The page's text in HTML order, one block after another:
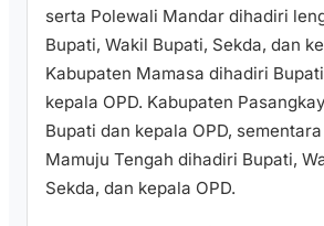
serta Polewali Mandar dihadiri
Bupati, Wakil Bupati, Sekda, dan
Kabupaten Mamasa dihadiri
kepala OPD. Kabupaten
Bupati dan kepala OPD,
Mamuju Tengah dihadiri Bupati,
Sekda, dan kepala OPD.